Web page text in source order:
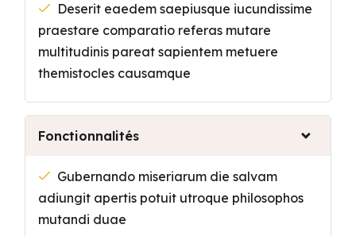
Deserit eaedem saepiusque iucundissime
praestare comparatio referas mutare
multitudinis pareat sapientem metuere
themistocles causamque
Fonctionnalités
Gubernando miseriarum die salvam
adiungit apertis potuit utroque philosophos
mutandi duae